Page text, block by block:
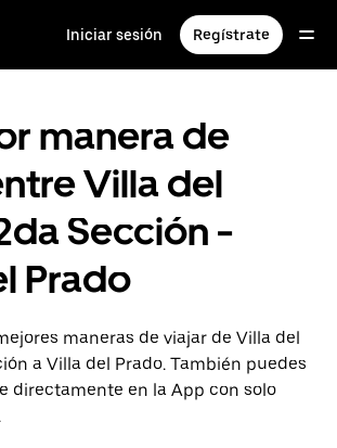
Iniciar sesión Regístrate
manera de
Villa del
Sección -
Prado
maneras de viajar de Villa del
a Villa del Prado. También puedes
directamente en la App con solo